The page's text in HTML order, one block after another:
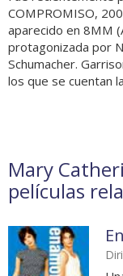
COMPROMISO,
aparecido en 8MM
protagonizada por
Schumacher.
los que se cuentan
Mary
películas